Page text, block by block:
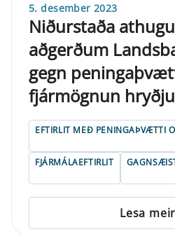
5. desember 2023
Niðurstaða
aðgerðum
gegn
fjármögnun
EFTIRLIT MEÐ PENINGAÞVÆTTI
FJÁRMÁLAEFTIRLIT
Lesa